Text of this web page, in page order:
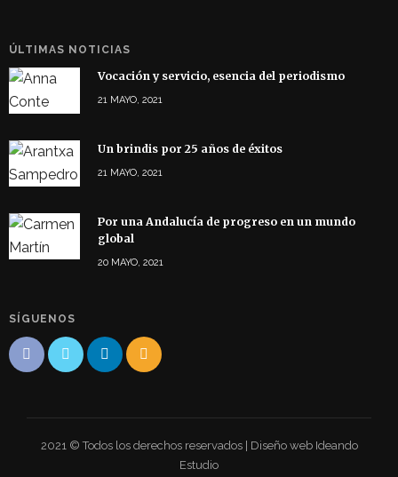
ÚLTIMAS NOTICIAS
Vocación y servicio, esencia del periodismo
21 MAYO, 2021
Un brindis por 25 años de éxitos
21 MAYO, 2021
Por una Andalucía de progreso en un mundo
global
20 MAYO, 2021
SÍGUENOS
2021 © Todos los derechos reservados | Diseño web Ideando
Estudio